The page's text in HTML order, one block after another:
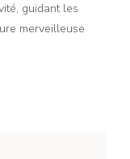
guidant les
merveilleuse